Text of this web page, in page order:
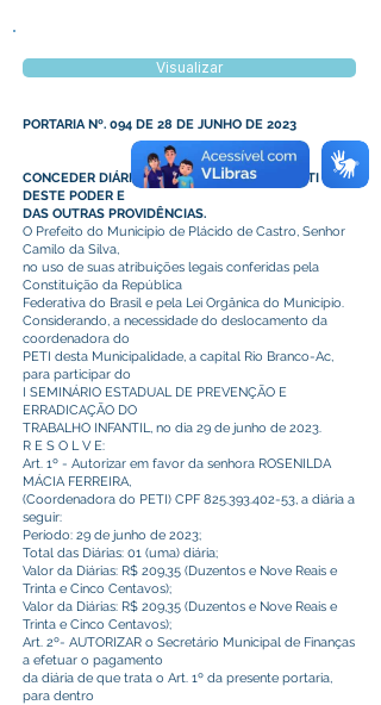
Visualizar
PORTARIA Nº. 094 DE 28 DE JUNHO DE 2023
CONCEDER DIÁRIA A COORDENADORA DO PETI
DESTE PODER E
DAS OUTRAS PROVIDÊNCIAS.
O Prefeito do Município de Plácido de Castro, Senhor
Camilo da Silva,
no uso de suas atribuições legais conferidas pela
Constituição da República
Federativa do Brasil e pela Lei Orgânica do Município.
Considerando, a necessidade do deslocamento da
coordenadora do
PETI desta Municipalidade, a capital Rio Branco-Ac,
para participar do
I SEMINÁRIO ESTADUAL DE PREVENÇÃO E
ERRADICAÇÃO DO
TRABALHO INFANTIL, no dia 29 de junho de 2023.
R E S O L V E:
Art. 1º - Autorizar em favor da senhora ROSENILDA
MÁCIA FERREIRA,
(Coordenadora do PETI) CPF 825.393.402-53, a diária a
seguir:
Período: 29 de junho de 2023;
Total das Diárias: 01 (uma) diária;
Valor da Diárias: R$ 209,35 (Duzentos e Nove Reais e
Trinta e Cinco Centavos);
Valor da Diárias: R$ 209,35 (Duzentos e Nove Reais e
Trinta e Cinco Centavos);
Art. 2º- AUTORIZAR o Secretário Municipal de Finanças
a efetuar o pagamento
da diária de que trata o Art. 1º da presente portaria,
para dentro